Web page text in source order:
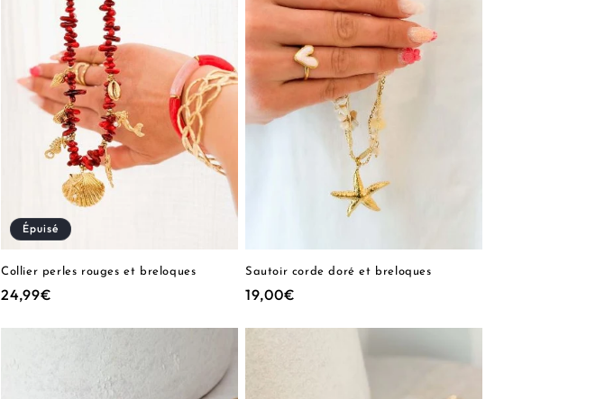
Épuisé
Collier perles rouges et breloques
Prix
24,99€
Sautoir corde doré et breloques
Prix
19,00€